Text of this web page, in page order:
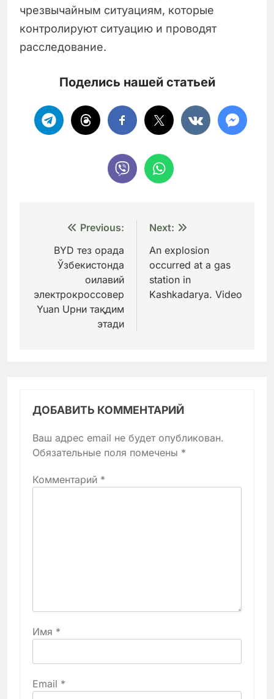
чрезвычайным ситуациям, которые
контролируют ситуацию и проводят
расследование.
Поделись нашей статьей
Навигация
записям
Previous:
BYD тез орада
Ўзбекистонда
оилавий
электрокроссовер
Yuan Upни тақдим
этади
Next:
An explosion
occurred at a gas
station in
Kashkadarya. Video
ДОБАВИТЬ КОММЕНТАРИЙ
Ваш адрес email не будет опубликован.
Обязательные поля помечены *
Комментарий *
Имя *
Email *